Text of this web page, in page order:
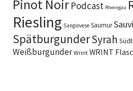
Pinot Noir Podcast Rheingau
Riesling Sangiovese Saumur
SpätburgunderSyrah
Weißburgunder Wrint WRINT